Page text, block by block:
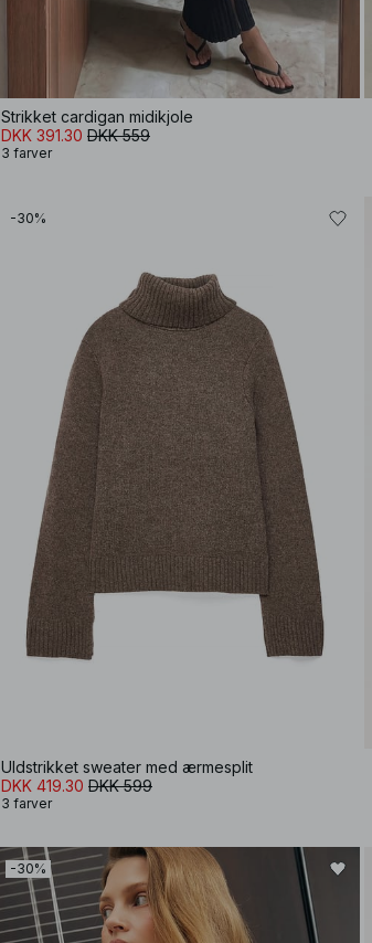
Strikket cardigan midikjole
DKK 391.30 DKK 559
3 farver
-30%
Uldstrikket sweater med ærmesplit
DKK 419.30 DKK 599
3 farver
-30%